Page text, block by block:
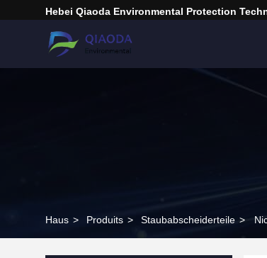
Hebei Qiaoda Environmental Protection
Haus > Produits > Staubabscheiderteile >